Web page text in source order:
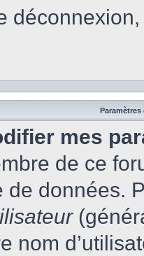
Paramètres
mes
de ce
de données.
nom